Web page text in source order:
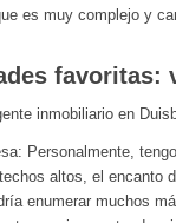
es muy complejo y
favoritas:
inmobiliario en
Personalmente,
altos, el encanto
enumerar muchos